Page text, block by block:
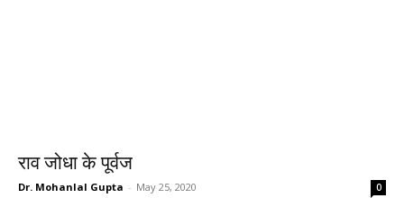
राव जोधा के पूर्वज
Dr. Mohanlal Gupta - May 25, 2020 0